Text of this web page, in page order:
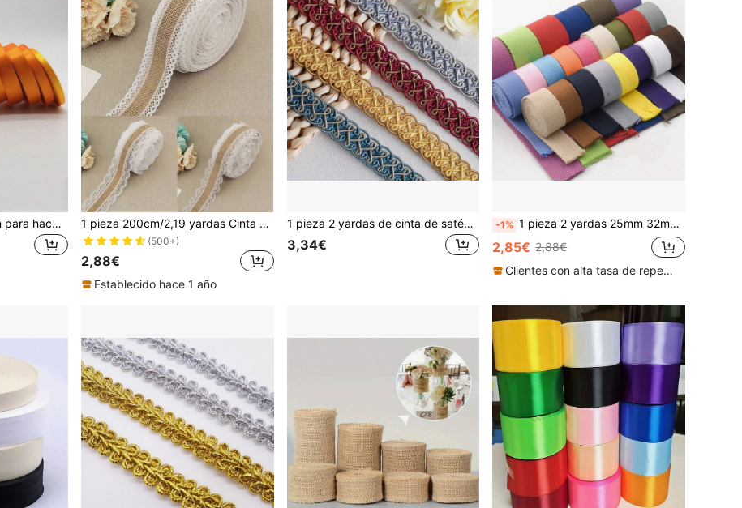
1 rollo de cinta de satén para hacer lazos hechos a mano, decoraciones de boda, envoltura de regalos, manualidades DIY, arreglos florales, suministros para fiestas en múltiples colores y anchos 1 pieza 200cm/2,19 yardas Cinta de lino DIY, papel de regalo de lino para decoración de boda y fiesta, adecuado para el hogar, boda, fiesta, manualidades, decoración de cumpleaños y vacaciones, rollo de encaje de lino para accesorios de ropa
(500+)
2,88€
Establecido hace 1 año
1 pieza 2 yardas de cinta de satén tejida multicolor, adorno vintage de encaje para cojín de sofá, almohada, accesorio de ropa, decoración de costura, adorno trenzado
3,34€
-1% 1 pieza 2 yardas 25mm 32mm 38mm Cinta de algodón Correa de lona Cinta de algodón para mochilas Correas para bolsas Manualidades para cinturones Bolsas Accesorios para perros
2,85€ 2,88€
Clientes con alta tasa de repetición